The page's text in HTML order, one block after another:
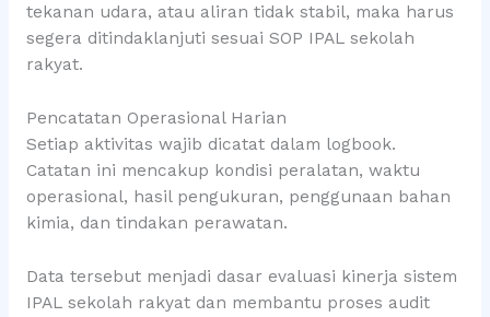
tekanan udara, atau aliran tidak stabil, maka harus
segera ditindaklanjuti sesuai SOP IPAL sekolah
rakyat.
Pencatatan Operasional Harian
Setiap aktivitas wajib dicatat dalam logbook.
Catatan ini mencakup kondisi peralatan, waktu
operasional, hasil pengukuran, penggunaan bahan
kimia, dan tindakan perawatan.
Data tersebut menjadi dasar evaluasi kinerja sistem
IPAL sekolah rakyat dan membantu proses audit